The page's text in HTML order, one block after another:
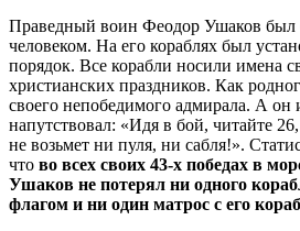
Праведный воин Феодор Ушаков был
человеком. На его кораблях был
порядок. Все корабли носили имена
христианских праздников. Как
своего непобедимого адмирала. А он
напутствовал: «Идя в бой, читайте
не возьмет ни пуля, ни сабля!».
что во всех своих 43-х победах в
Ушаков не потерял ни одного
флагом и ни один матрос с его